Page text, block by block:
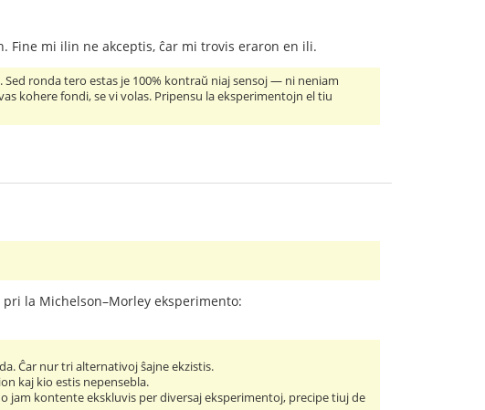
Fine mi ilin ne akceptis, ĉar mi trovis eraron en ili.
ronda tero estas je 100% kontraŭ niaj sensoj — ni neniam
kohere fondi, se vi volas. Pripensu la eksperimentojn el tiu
la Michelson–Morley eksperimento:
Ĉar nur tri alternativoj ŝajne ekzistis.
kaj kio estis nepensebla.
jam kontente ekskluvis per diversaj eksperimentoj, precipe tiuj de